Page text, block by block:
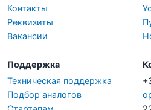
Контакты
Реквизиты
Вакансии
Поддержка
Техническая поддержка
Подбор аналогов